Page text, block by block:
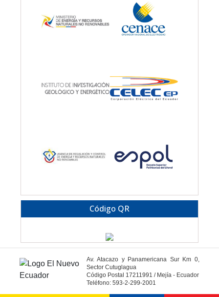
Código QR
Av. Atacazo y Panamericana Sur Km 0,
Sector Cutuglagua
Código Postal 17211991 / Mejía - Ecuador
Teléfono: 593-2-299-2001